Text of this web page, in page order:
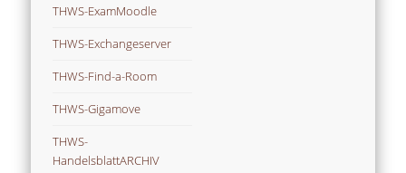
THWS-ExamMoodle
THWS-Exchangeserver
THWS-Find-a-Room
THWS-Gigamove
THWS-
HandelsblattARCHIV